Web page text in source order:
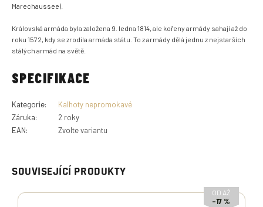
SOUVISEJÍCÍ PRODUKTY
OD AŽ
–17 %
Marechaussee).
Královská armáda byla založena 9. ledna 1814, ale kořeny armády sahají až do
roku 1572, kdy se zrodila armáda státu. To z armády dělá jednu z nejstarších
stálých armád na světě.
SPECIFIKACE
Kategorie:
Kalhoty nepromokavé
Záruka:
2 roky
EAN: Zvolte variantu